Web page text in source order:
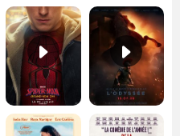
De la Comédie-Française Teaser VF